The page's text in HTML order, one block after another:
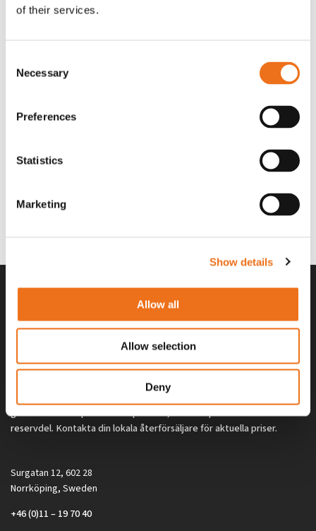
of their services.
Selection
Necessary
Preferences
Statistics
Marketing
Show details
Allow all
Allow selection
Deny
Lägg till i varukorg
T-shirt grå xl med
T-shirt svart 2xl med avant-
Alla priser på tillbehör och tillval gäller vid köp av ny maskin. Priserna
gäller inte vid köp av enskild produkt, till exempel
reservdel. Kontakta din lokala återförsäljare för aktuella priser.
Surgatan 12, 602 28
Norrköping, Sweden
+46 (0)11 – 19 70 40